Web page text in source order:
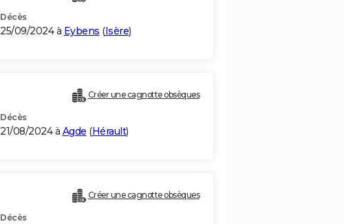
Décès
25/09/2024 à Eybens (Isère)
Créer une cagnotte obsèques
Décès
21/08/2024 à Agde (Hérault)
Créer une cagnotte obsèques
Décès